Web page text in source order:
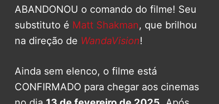
ABANDONOU o comando do filme! Seu
substituto é Matt Shakman, que brilhou
na direção de WandaVision!
Ainda sem elenco, o filme está
CONFIRMADO para chegar aos cinemas